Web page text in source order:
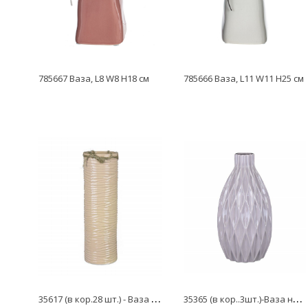
785667 Ваза, L8 W8 H18 см 785666 Ваза, L11 W11 H25 см
3
5617 (в кор.28 шт.) - Ваза настольная Земфира, бежевая, глянец (без упаковки) 3
5365 (в кор..3шт.)-Ваза настольная